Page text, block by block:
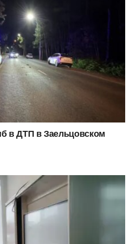
в ДТП в Заельцовском